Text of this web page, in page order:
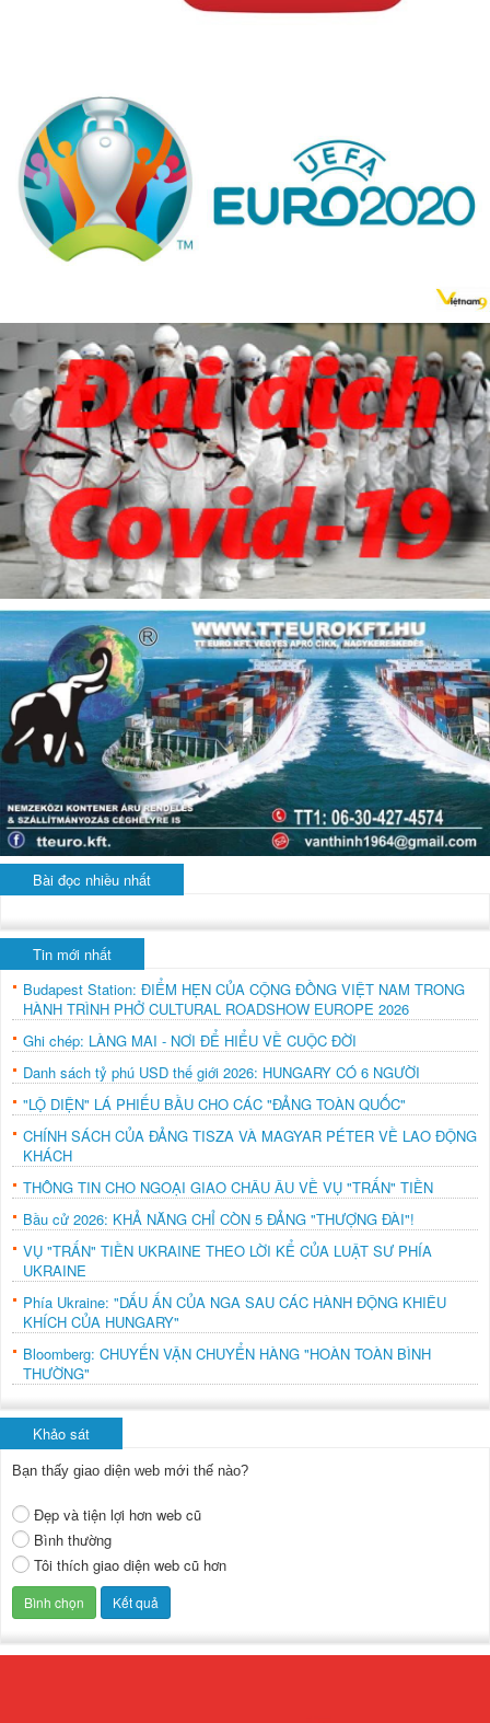
Bài đọc nhiều nhất
Tin mới nhất
Budapest Station: ĐIỂM HẸN CỦA CỘNG ĐỒNG VIỆT NAM TRONG
HÀNH TRÌNH PHỞ CULTURAL ROADSHOW EUROPE 2026
Ghi chép: LÀNG MAI - NƠI ĐỂ HIỂU VỀ CUỘC ĐỜI
Danh sách tỷ phú USD thế giới 2026: HUNGARY CÓ 6 NGƯỜI
"LỘ DIỆN" LÁ PHIẾU BẦU CHO CÁC "ĐẢNG TOÀN QUỐC"
CHÍNH SÁCH CỦA ĐẢNG TISZA VÀ MAGYAR PÉTER VỀ LAO ĐỘNG
KHÁCH
THÔNG TIN CHO NGOẠI GIAO CHÂU ÂU VỀ VỤ "TRẤN" TIỀN
Bầu cử 2026: KHẢ NĂNG CHỈ CÒN 5 ĐẢNG "THƯỢNG ĐÀI"!
VỤ "TRẤN" TIỀN UKRAINE THEO LỜI KỂ CỦA LUẬT SƯ PHÍA
UKRAINE
Phía Ukraine: "DẤU ẤN CỦA NGA SAU CÁC HÀNH ĐỘNG KHIÊU
KHÍCH CỦA HUNGARY"
Bloomberg: CHUYẾN VẬN CHUYỂN HÀNG "HOÀN TOÀN BÌNH
THƯỜNG"
Khảo sát
Bạn thấy giao diện web mới thế nào?
Đẹp và tiện lợi hơn web cũ
Bình thường
Tôi thích giao diện web cũ hơn